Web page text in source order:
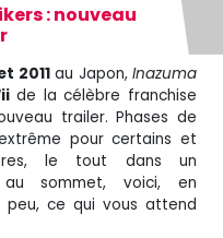
: nouveau
2011au Japon,Inazuma
de la célèbre franchise
trailer. Phases de
pour certains et
le tout dans un
au sommet, voici, en
ce qui vous attend